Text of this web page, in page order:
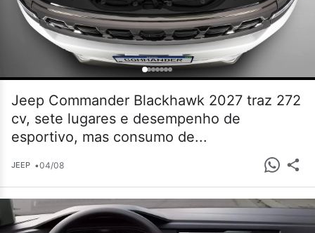
Jeep Commander Blackhawk 2027 traz 272
cv, sete lugares e desempenho de
esportivo, mas consumo de...
JEEP •04/08